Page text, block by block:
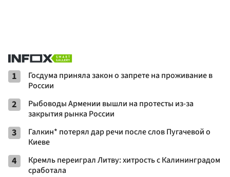
1
Госдума приняла закон о запрете на проживание в
России
2
Рыбоводы Армении вышли на протесты из-за
закрытия рынка России
3
Галкин* потерял дар речи после слов Пугачевой о
Киеве
4
Кремль переиграл Литву: хитрость с Калининградом
сработала